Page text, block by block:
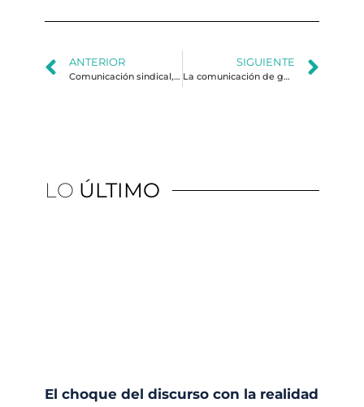
ANTERIOR
Comunicación sindical, una materia postergada
SIGUIENTE
La comunicación de gobierno en tiempos electorales o cómo caminar por la cuerda floja
LO ÚLTIMO
El choque del discurso con la realidad